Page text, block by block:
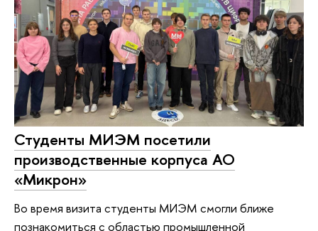
Студенты МИЭМ посетили
производственные корпуса АО
«Микрон»
Во время визита студенты МИЭМ смогли ближе
познакомиться с областью промышленной